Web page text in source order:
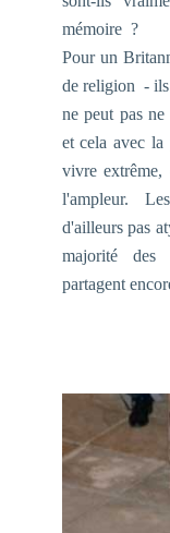
mémoire ?
Pour un
de religion - ils
ne peut pas
et cela avec la
vivre extrême,
l'ampleur.
d'ailleurs pas
majorité des
partagent